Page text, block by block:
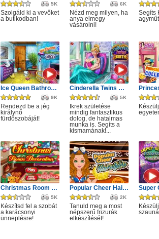
5K
Szolgáld ki a vevőket
a butikodban!
6K
Nézd meg milyen, ha
anya elmegy
vásárolni!
Segíts
Ice Queen Bathroom Deco
9K
Rendezd be a jég
királynő
fürdőszobáját!
Cinderella Twins Birth
5K
Ikrek születése
mindig fantasztikus
dolog, de hatalmas
munka is. Segíts a
kismamának!...
Christmas Room Decoration
5K
Készítsd fel a szobát
a karácsonyi
ünneplésre!
Popular Cheer Hairstyles
2K
Tanuld meg a most
népszerű frizurák
elkészítését!